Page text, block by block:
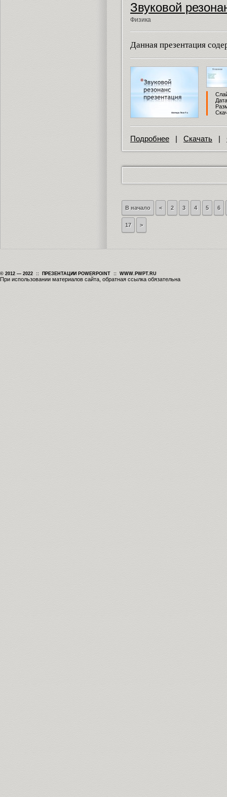
Звуковой
Физика
Данная презентация
Подробнее | Скачать |
В начало < 2 3 4 5 6
17 >
© 2012 — 2022 :: ПРЕЗЕНТАЦИИ POWERPOINT :: WWW.PWPT.RU
При использовании материалов сайта, обратная ссылка обязательна